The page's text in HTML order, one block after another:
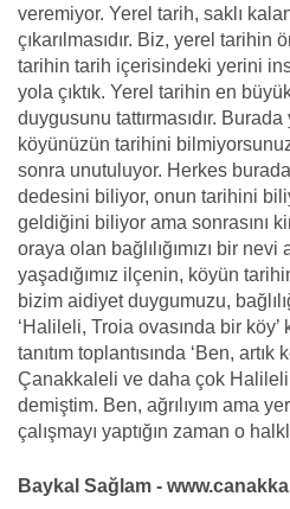
veremiyor. Yerel tarih, saklı
çıkarılmasıdır. Biz, yerel tarihin
tarihin tarih içerisindeki yerini
yola çıktık. Yerel tarihin en
duygusunu tattırmasıdır.
köyünüzün tarihini
sonra unutuluyor. Herkes
dedesini biliyor, onun tarihini
geldiğini biliyor ama sonrasını
oraya olan bağlılığımızı bir nevi
yaşadığımız ilçenin, köyün
bizim aidiyet duygumuzu,
‘Halileli, Troia ovasında bir köy’
tanıtım toplantısında ‘Ben,
Çanakkaleli ve daha çok
demiştim. Ben, ağrılıyım ama
çalışmayı yaptığın zaman o
Baykal Sağlam -